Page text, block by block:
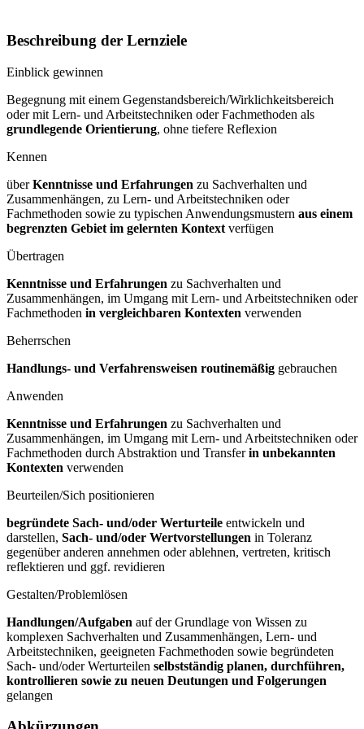
Beschreibung der Lernziele
Einblick gewinnen
Begegnung mit einem Gegenstandsbereich/Wirklichkeitsbereich
oder mit Lern- und Arbeitstechniken oder Fachmethoden als
grundlegende Orientierung, ohne tiefere Reflexion
Kennen
überKenntnisse und Erfahrungen zu Sachverhalten und
Zusammenhängen, zu Lern- und Arbeitstechniken oder
Fachmethoden sowie zu typischen Anwendungsmustern aus einem
begrenzten Gebiet im gelernten Kontext verfügen
Übertragen
Kenntnisse und Erfahrungen zu Sachverhalten und
Zusammenhängen, im Umgang mit Lern- und Arbeitstechniken oder
Fachmethoden in vergleichbaren Kontexten verwenden
Beherrschen
Handlungs- und Verfahrensweisen routinemäßig gebrauchen
Anwenden
Kenntnisse und Erfahrungen zu Sachverhalten und
Zusammenhängen, im Umgang mit Lern- und Arbeitstechniken oder
Fachmethoden durch Abstraktion und Transferin unbekannten
Kontexten verwenden
Beurteilen/Sich positionieren
begründete Sach- und/oder Werturteile entwickeln und
darstellen, Sach- und/oder Wertvorstellungen in Toleranz
gegenüber anderen annehmen oder ablehnen, vertreten, kritisch
reflektieren und ggf. revidieren
Gestalten/Problemlösen
Handlungen/Aufgaben auf der Grundlage von Wissen zu
komplexen Sachverhalten und Zusammenhängen, Lern- und
Arbeitstechniken, geeigneten Fachmethoden sowie begründeten
Sach- und/oder Werturteilen selbstständig planen, durchführen,
kontrollieren sowie zu neuen Deutungen und Folgerungen
gelangen